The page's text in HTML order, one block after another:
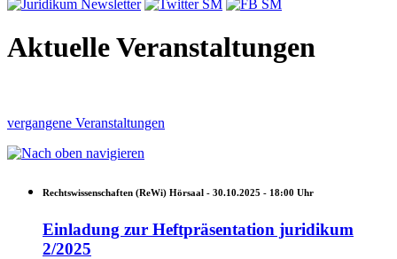
Aktuelle Veranstaltungen
vergangene Veranstaltungen
Rechtswissenschaften (ReWi) Hörsaal - 30.10.2025 - 18:00 Uhr
Einladung zur Heftpräsentation juridikum
2/2025